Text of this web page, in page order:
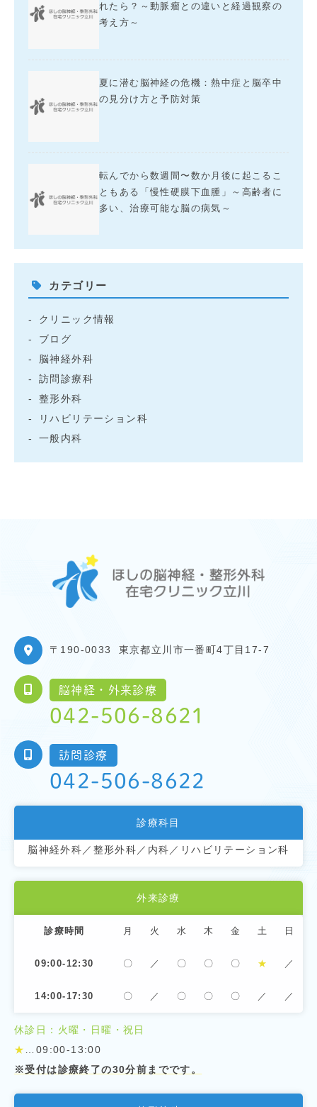
れたら？～動脈瘤との違いと経過観察の
考え方～
夏に潜む脳神経の危機：熱中症と脳卒中
の見分け方と予防対策
転んでから数週間〜数か月後に起こるこ
ともある「慢性硬膜下血腫」～高齢者に
多い、治療可能な脳の病気～
カテゴリー
クリニック情報
ブログ
脳神経外科
訪問診療科
整形外科
リハビリテーション科
一般内科
〒190-0033 東京都立川市一番町4丁目17-7
脳神経・外来診療
042-506-8621
訪問診療
042-506-8622
診療科目
脳神経外科／整形外科／内科／リハビリテーション科
外来診療
診療時間 月 火 水 木 金 土 日
09:00-12:30 〇 ／ 〇 〇 〇 ★ ／
14:00-17:30 〇 ／ 〇 〇 〇 ／ ／
休診日：火曜・日曜・祝日
★ …09:00-13:00
※受付は診療終了の30分前までです。